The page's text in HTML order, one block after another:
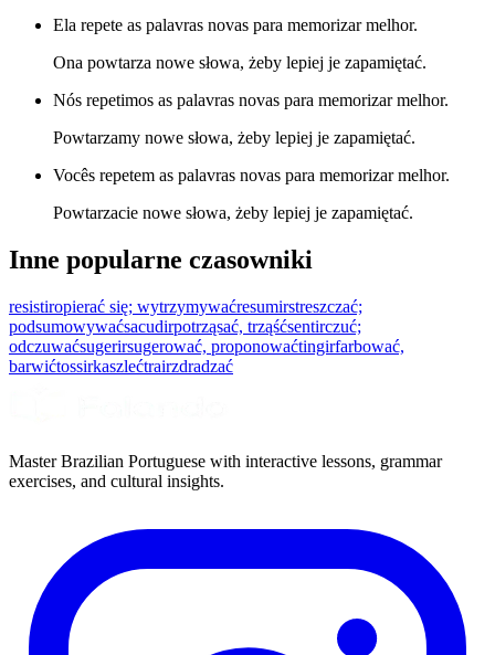
Ela repete as palavras novas para memorizar melhor.
Ona powtarza nowe słowa, żeby lepiej je zapamiętać.
Nós repetimos as palavras novas para memorizar melhor.
Powtarzamy nowe słowa, żeby lepiej je zapamiętać.
Vocês repetem as palavras novas para memorizar melhor.
Powtarzacie nowe słowa, żeby lepiej je zapamiętać.
Inne popularne czasowniki
resistiropierać się; wytrzymywaćresumirstreszczać;
podsumowywaćsacudirpotrząsać, trząśćsentirczuć;
odczuwaćsugerirsugerować, proponowaćtingirfarbować,
barwićtossirkaszlećtrairzdradzać
Master Brazilian Portuguese with interactive lessons, grammar
exercises, and cultural insights.